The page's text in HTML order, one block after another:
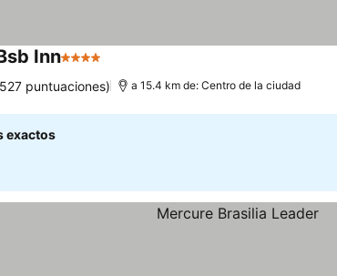
Inn4 Estrellas
puntuaciones) a 15.4 km de: Centro de la ciudad
exactos